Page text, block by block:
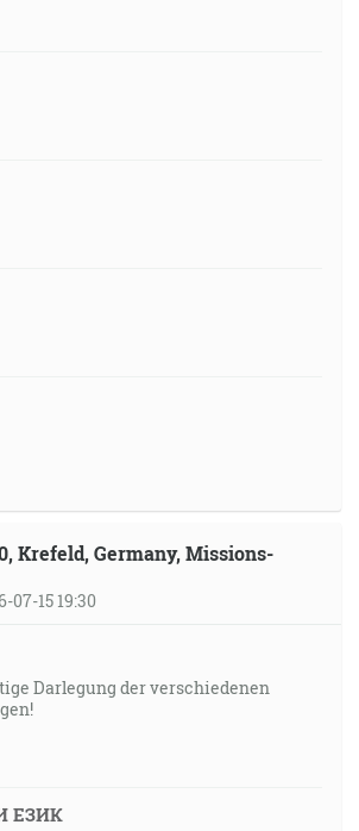
Krefeld, Germany, Missions-
07-15 19:30
Darlegung der verschiedenen
ЕЗИК